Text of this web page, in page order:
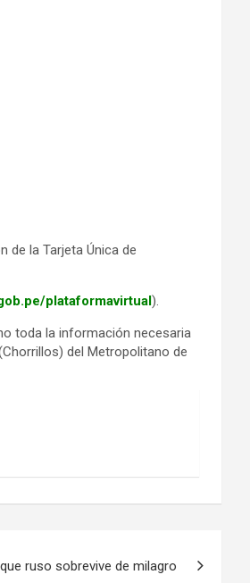
de la Tarjeta Única de
plataformavirtual).
toda la información necesaria
del Metropolitano de
ruso sobrevive de milagro